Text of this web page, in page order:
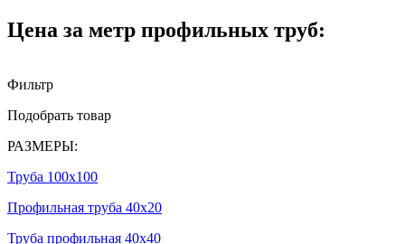
Цена за метр профильных труб:
Фильтр
Подобрать товар
РАЗМЕРЫ:
Труба 100x100
Профильная труба 40x20
Труба профильная 40x40